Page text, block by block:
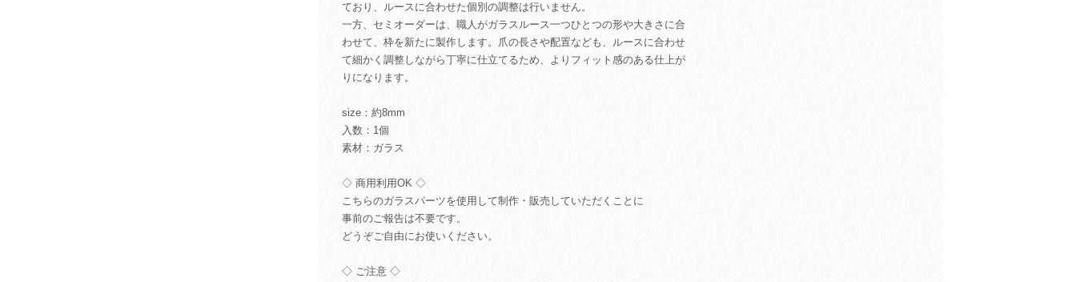
ており、ルースに合わせた個別の調整は行いません。
一方、セミオーダーは、職人がガラスルース一つひとつの形や大きさに合
わせて、枠を新たに製作します。爪の長さや配置なども、ルースに合わせ
て細かく調整しながら丁寧に仕立てるため、よりフィット感のある仕上が
りになります。
size：約8mm
入数：1個
素材：ガラス
◇ 商用利用OK ◇
こちらのガラスパーツを使用して制作・販売していただくことに
事前のご報告は不要です。
どうぞご自由にお使いください。
◇ ご注意 ◇